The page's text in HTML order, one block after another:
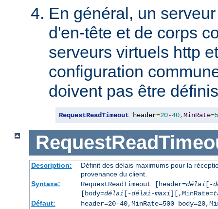
En général, un
d'en-tête et de corps
serveurs virtuels http
configuration
doivent pas être
RequestReadTimeout header=20-40,MinRate=
Description:
Définit des délais maximums pour la
provenance du client.
Syntaxe:
RequestReadTimeout [header=délai [-
[body=délai [-délai-maxi][,MinRate=
Défaut:
header=20-40,MinRate=500